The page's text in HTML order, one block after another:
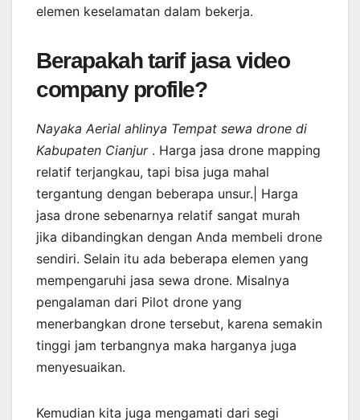
elemen keselamatan dalam bekerja.
Berapakah tarif jasa video
company profile?
Nayaka Aerial ahlinya Tempat sewa drone di
Kabupaten Cianjur . Harga jasa drone mapping
relatif terjangkau, tapi bisa juga mahal
tergantung dengan beberapa unsur.| Harga
jasa drone sebenarnya relatif sangat murah
jika dibandingkan dengan Anda membeli drone
sendiri. Selain itu ada beberapa elemen yang
mempengaruhi jasa sewa drone. Misalnya
pengalaman dari Pilot drone yang
menerbangkan drone tersebut, karena semakin
tinggi jam terbangnya maka harganya juga
menyesuaikan.
Kemudian kita juga mengamati dari segi